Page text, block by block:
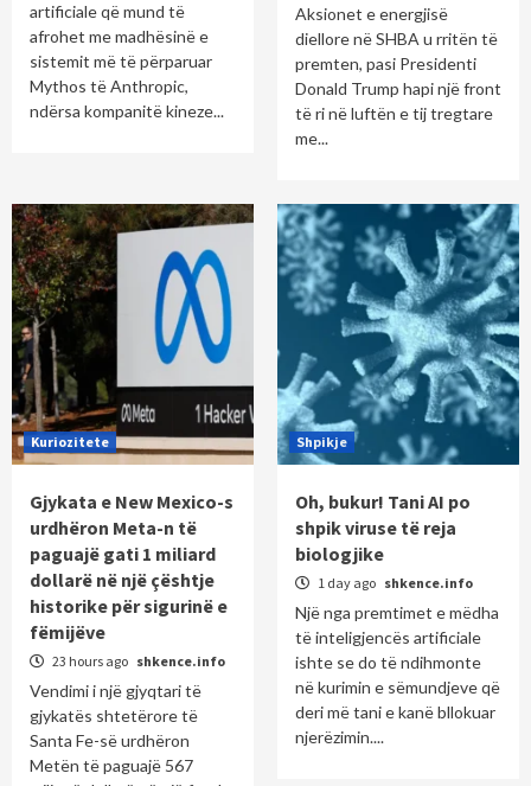
artificiale që mund të
afrohet me madhësinë e
sistemit më të përparuar
Mythos të Anthropic,
ndërsa kompanitë kineze...
Aksionet e energjisë
diellore në SHBA u rritën të
premten, pasi Presidenti
Donald Trump hapi një front
të ri në luftën e tij tregtare
me...
Kuriozitete
Gjykata e New Mexico-s
urdhëron Meta-n të
paguajë gati 1 miliard
dollarë në një çështje
historike për sigurinë e
fëmijëve
23 hours ago shkence.info
Vendimi i një gjyqtari të
gjykatës shtetërore të
Santa Fe-së urdhëron
Metën të paguajë 567
Shpikje
Oh, bukur! Tani AI po
shpik viruse të reja
biologjike
1 day ago shkence.info
Një nga premtimet e mëdha
të inteligjencës artificiale
ishte se do të ndihmonte
në kurimin e sëmundjeve që
deri më tani e kanë bllokuar
njerëzimin....